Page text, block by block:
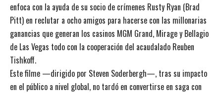
enfoca con la ayuda de su socio de crímenes Rusty Ryan (Brad
Pitt) en reclutar a ocho amigos para hacerse con las millonarias
ganancias que generan los casinos MGM Grand, Mirage y Bellagio
de Las Vegas todo con la cooperación del acaudalado Reuben
Tishkoff.
Este filme —dirigido por Steven Soderbergh—, tras su impacto
en el público a nivel global, no tardó en convertirse en saga con